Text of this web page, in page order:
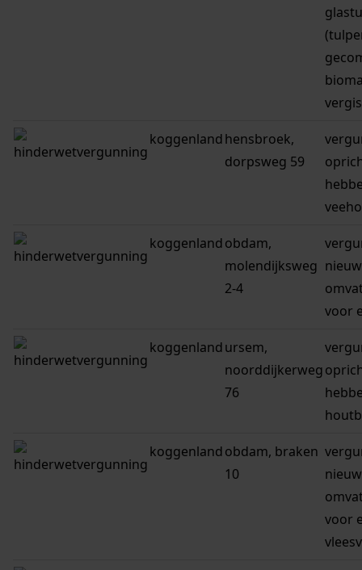
koggenlandhensbroek,
dorpsweg 59
koggenlandobdam,
molendijksweg
2-4
voor
koggenlandursem,
noorddijkerweg
76
koggenlandobdam, braken
10
voor